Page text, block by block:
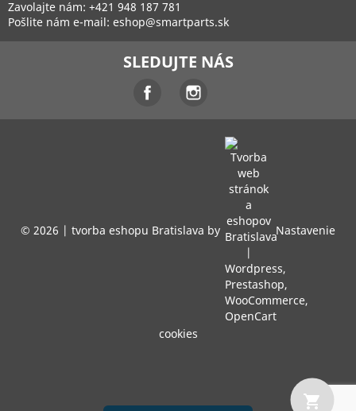
Zavolajte nám: +421 948 187 781
Pošlite nám e-mail: eshop@smartparts.sk
shopping_cart
SLEDUJTE NÁS
Facebook
© 2026 | tvorba eshopu Bratislava by Nastavenie
cookies